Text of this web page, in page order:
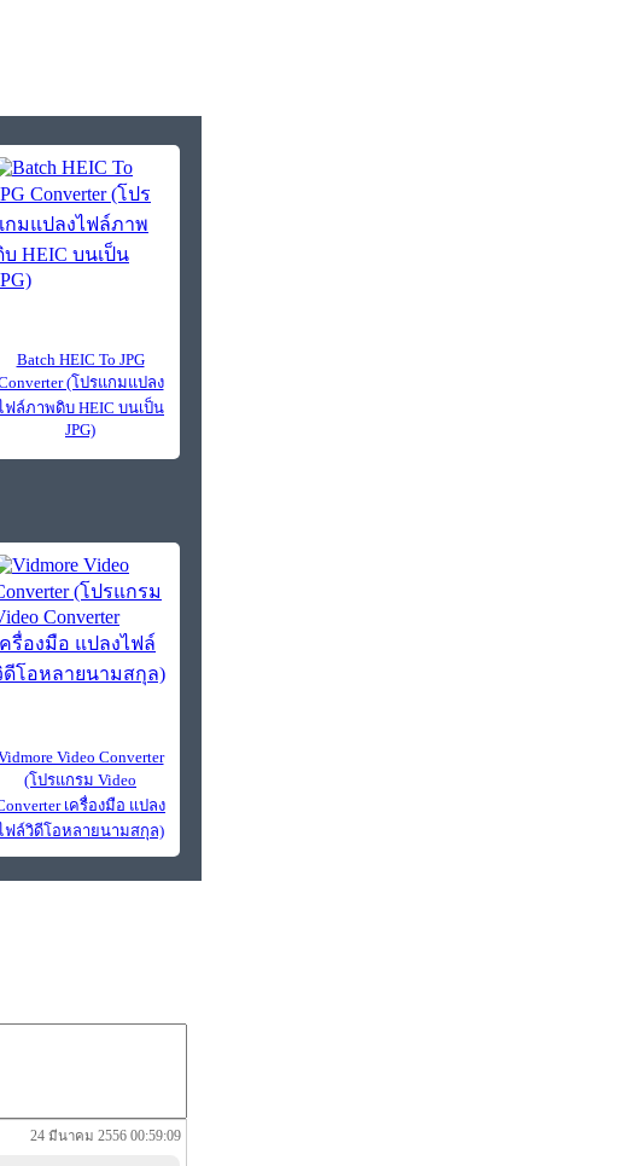
Batch HEIC To JPG
(โปรแกมแปลง
ฟล์ภาพดิบ HEIC บนเป็น
JPG)
Video Converter
(โปรแกรม Video
เครื่องมือ แปลง
ฟล์วิดีโอหลายนามสกุล)
24 มีนาคม 2556 00:59:09